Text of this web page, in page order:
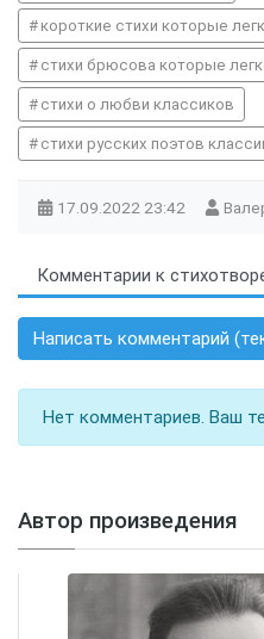
короткие стихи которые
стихи брюсова которые
стихи о любви классиков
стихи русских поэтов
17.09.2022 23:42
Комментарии к
Написать комментарий
Нет комментариев. Ваш
Автор произведения